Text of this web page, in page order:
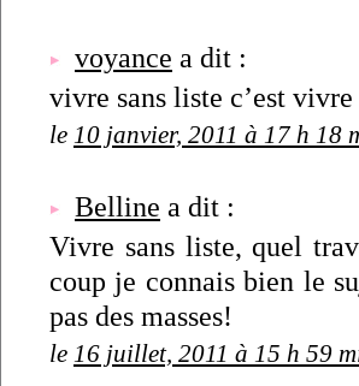
voyance a dit :
vivre sans liste c’est vivre
le 10 janvier, 2011 à 17 h 18
Belline a dit :
Vivre sans liste, quel
coup je connais bien le
pas des masses!
le 16 juillet, 2011 à 15 h 59